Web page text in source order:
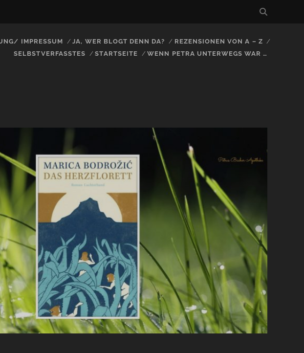
IMPRESSUM JA, WER BLOGT DENN DA?
REZENSIONEN VON A – Z
SELBSTVERFASSTES
STARTSEITE WENN PETRA UNTERWEGS WAR …